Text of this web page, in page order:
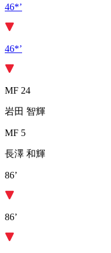
46*’
46*’
MF 24
岩田 智輝
MF 5
長澤 和輝
86’
86’